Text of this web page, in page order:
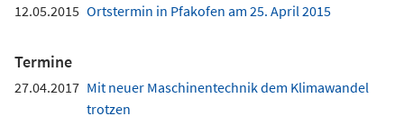
12.05.2015 Ortstermin in Pfakofen am 25. April 2015
Termine
27.04.2017 Mit neuer Maschinentechnik dem Klimawandel
trotzen